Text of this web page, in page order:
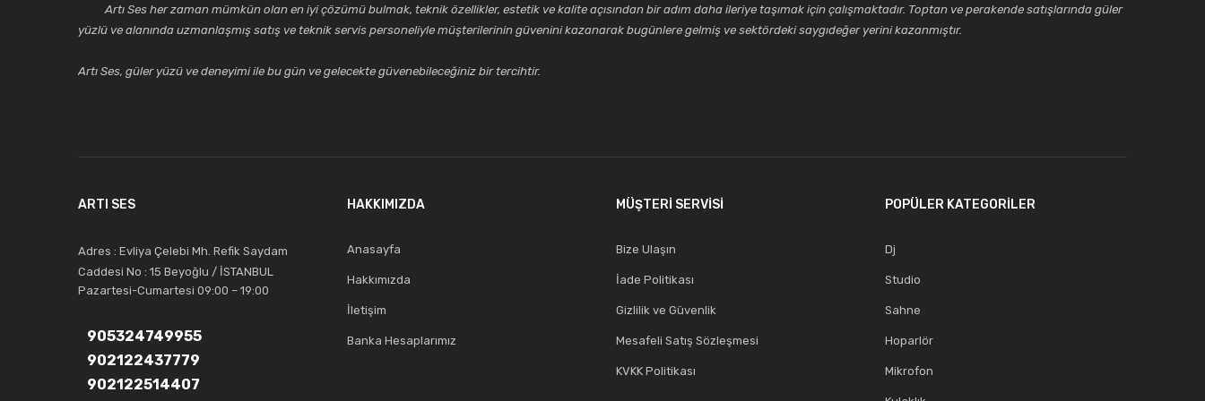
Artı Ses her zaman mümkün olan en iyi çözümü bulmak, teknik özellikler, estetik ve kalite açısından bir adım daha ileriye taşımak için çalışmaktadır. Toptan ve perakende satışlarında güler
yüzlü ve alanında uzmanlaşmış satış ve teknik servis personeliyle müşterilerinin güvenini kazanarak bugünlere gelmiş ve sektördeki saygıdeğer yerini kazanmıştır.
Artı Ses, güler yüzü ve deneyimi ile bu gün ve gelecekte güvenebileceğiniz bir tercihtir.
ARTI SES
Adres : Evliya Çelebi Mh. Refik Saydam
Caddesi No : 15 Beyoğlu / İSTANBUL
Pazartesi-Cumartesi 09:00 – 19:00
905324749955
902122437779
902122514407
HAKKIMIZDA
Anasayfa
Hakkımızda
İletişim
Banka Hesaplarımız
MÜŞTERİ SERVİSİ
Bize Ulaşın
İade Politikası
Gizlilik ve Güvenlik
Mesafeli Satış Sözleşmesi
KVKK Politikası
POPÜLER KATEGORİLER
Dj
Studio
Sahne
Hoparlör
Mikrofon